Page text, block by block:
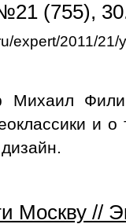
(755),
expert/2011/
Михаил
и
Москву //